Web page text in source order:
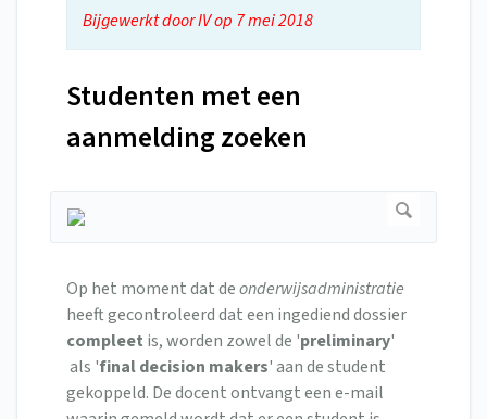
Bijgewerkt door IV op 7 mei 2018
Studenten met een
aanmelding zoeken
Op het moment dat deonderwijsadministratie
heeft gecontroleerd dat een ingediend dossier
compleet is, worden zowel de 'preliminary'
als 'finaldecision makers' aan de student
gekoppeld. De docent ontvangt een e-mail